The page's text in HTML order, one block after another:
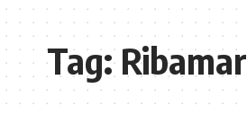
Tag:Ribamar